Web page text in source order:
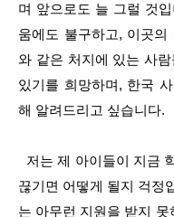
며 앞으로도 늘 그럴 것
움에도 불구하고, 이곳
와 같은 처지에 있는 사
있기를 희망하며, 한국
해 알려드리고 싶습니다.
저는 제 아이들이 지금
끊기면 어떻게 될지 걱정
는 아무런 지원을 받지